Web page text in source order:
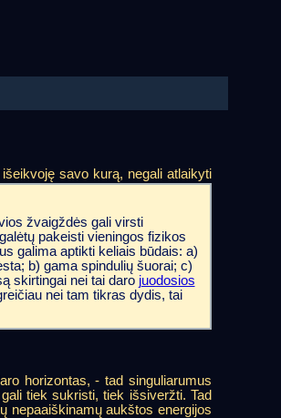
savo kurą, negali atlaikyti
žvaigždės gali virsti
pakeisti vieningos fizikos
galima aptikti keliais būdais: a)
b) gama spindulių šuorai; c)
skirtingai nei tai daro juodosios
nei tam tikras dydis, tai
horizontas, - tad singuliarumus
tiek sukristi, tiek išsiveržti. Tad
nepaaiškinamų aukštos energijos